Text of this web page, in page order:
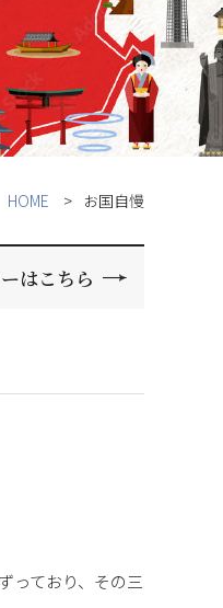
HOME お国自慢
はこちら
っており、その三